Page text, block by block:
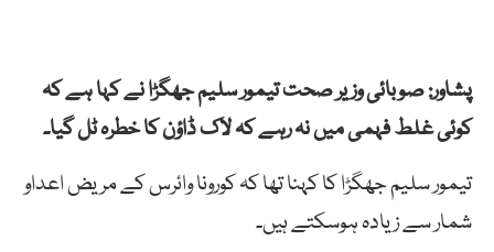
پشاور: صوبائی وزیر صحت تیمور سلیم جھگڑا نے کہا ہے کہ
کوئی غلط فہمی میں نہ رہے کہ لاک ڈاؤن کا خطرہ ٹل گیا۔
تیمور سلیم جھگڑا کا کہنا تھا کہ کورونا وائرس کے مریض اعداو
شمار سے زیادہ ہوسکتے ہیں۔